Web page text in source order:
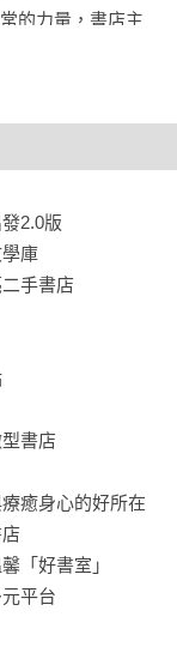
的力量，書店主
祝福無憾未來。
，邀請您走進書
。期待在臺灣的
動、撫慰心靈的
如果你熱愛閱
它，走進島嶼的
吧！
涵兼具。
攝製團隊，以獨
本書以地域區
從拜訪書店開